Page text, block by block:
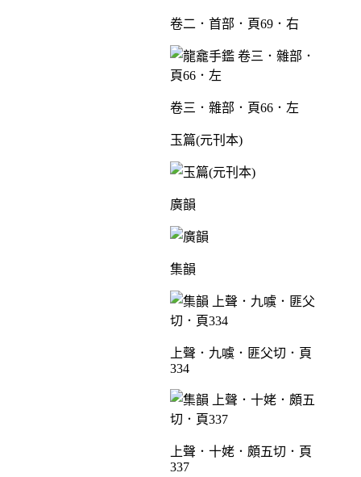
卷二．首部．頁69．右
卷三．雜部．頁66．左
玉篇(元刊本)
廣韻
集韻
上聲．九噳．匪父切．頁
334
上聲．十姥．頗五切．頁
337